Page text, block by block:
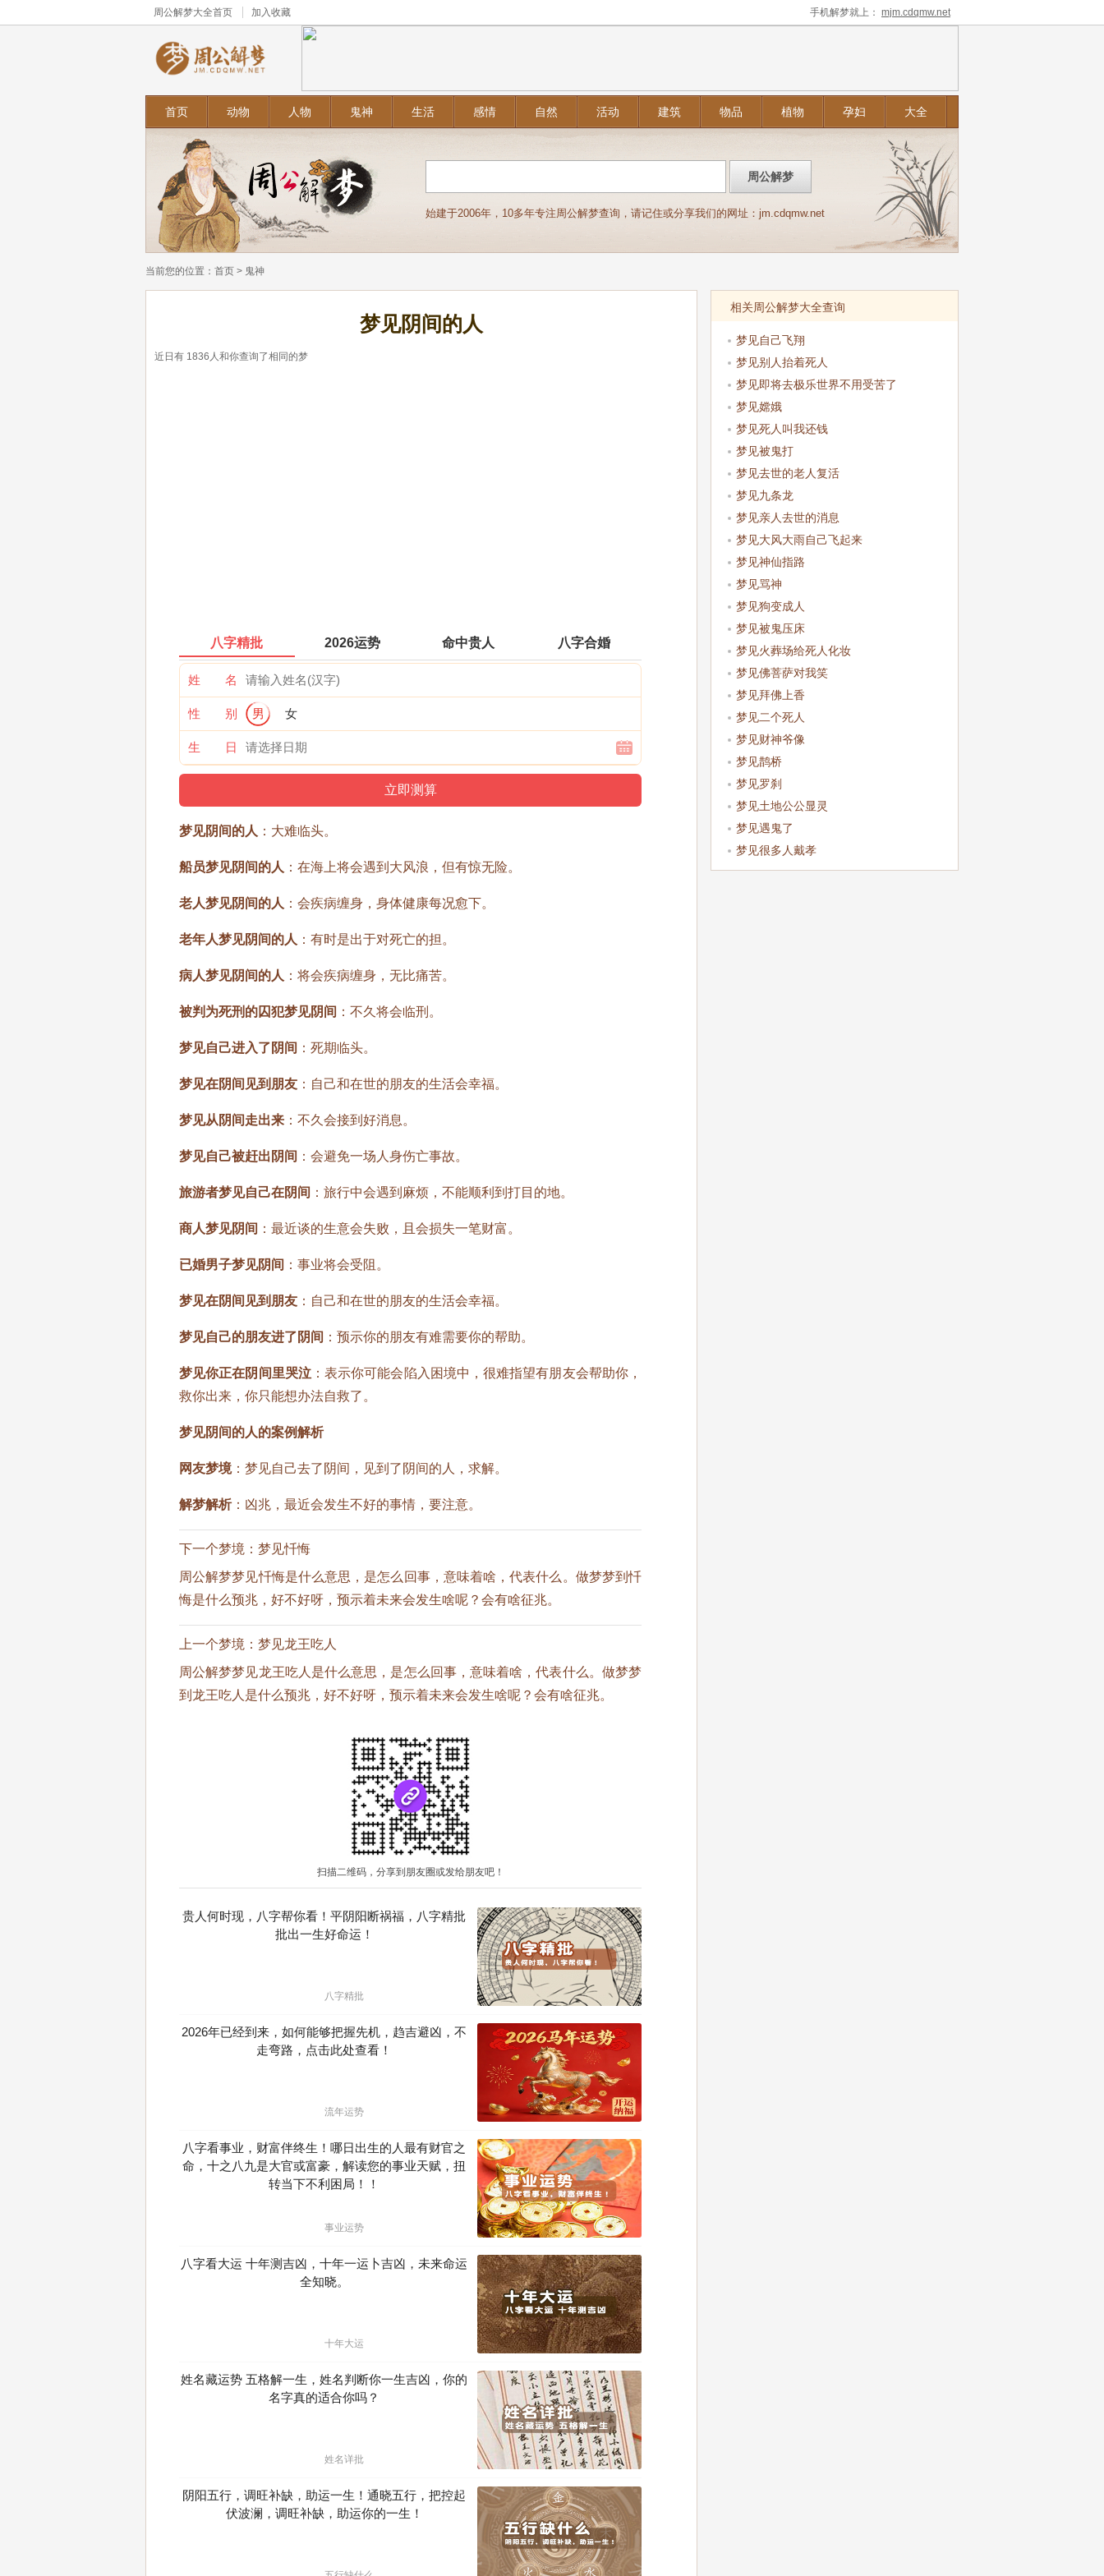
周公解梦大全首页 加入收藏 手机解梦就上： mjm.cdqmw.net
首页 动物 人物 鬼神 生活 感情 自然 活动 建筑 物品 植物 孕妇 大全
始建于2006年，10多年专注周公解梦查询，请记住或分享我们的网址：jm.cdqmw.net
当前您的位置： 首页 > 鬼神
梦见阴间的人
近日有 1836 人和你查询了相同的梦
八字精批 2026运势 命中贵人 八字合婚
姓 名
性 别 男 女
生 日
梦见阴间的人 ：大难临头。
船员梦见阴间的人 ：在海上将会遇到大风浪，但有惊无险。
老人梦见阴间的人 ：会疾病缠身，身体健康每况愈下。
老年人梦见阴间的人 ：有时是出于对死亡的担。
病人梦见阴间的人 ：将会疾病缠身，无比痛苦。
被判为死刑的囚犯梦见阴间 ：不久将会临刑。
梦见自己进入了阴间 ：死期临头。
梦见在阴间见到朋友 ：自己和在世的朋友的生活会幸福。
梦见从阴间走出来 ：不久会接到好消息。
梦见自己被赶出阴间 ：会避免一场人身伤亡事故。
旅游者梦见自己在阴间 ：旅行中会遇到麻烦，不能顺利到打目的地。
商人梦见阴间 ：最近谈的生意会失败，且会损失一笔财富。
已婚男子梦见阴间 ：事业将会受阻。
梦见在阴间见到朋友 ：自己和在世的朋友的生活会幸福。
梦见自己的朋友进了阴间 ：预示你的朋友有难需要你的帮助。
梦见你正在阴间里哭泣：表示你可能会陷入困境中，很难指望有朋友会帮助你，
救你出来，你只能想办法自救了。
梦见阴间的人的案例解析
网友梦境：梦见自己去了阴间，见到了阴间的人，求解。
解梦解析：凶兆，最近会发生不好的事情，要注意。
下一个梦境： 梦见忏悔
周公解梦梦见忏悔是什么意思，是怎么回事，意味着啥，代表什么。做梦梦到忏
悔是什么预兆，好不好呀，预示着未来会发生啥呢？会有啥征兆。
上一个梦境： 梦见龙王吃人
周公解梦梦见龙王吃人是什么意思，是怎么回事，意味着啥，代表什么。做梦梦
到龙王吃人是什么预兆，好不好呀，预示着未来会发生啥呢？会有啥征兆。
扫描二维码，分享到朋友圈或发给朋友吧！
贵人何时现，八字帮你看！平阴阳断祸福，八字精批
批出一生好命运！
八字精批
2026年已经到来，如何能够把握先机，趋吉避凶，不
走弯路，点击此处查看！
流年运势
八字看事业，财富伴终生！哪日出生的人最有财官之
命，十之八九是大官或富豪，解读您的事业天赋，扭
转当下不利困局！！
事业运势
八字看大运 十年测吉凶，十年一运卜吉凶，未来命运
全知晓。
十年大运
姓名藏运势 五格解一生，姓名判断你一生吉凶，你的
名字真的适合你吗？
姓名详批
阴阳五行，调旺补缺，助运一生！通晓五行，把控起
伏波澜，调旺补缺，助运你的一生！
相关周公解梦大全查询
梦见自己飞翔
梦见别人抬着死人
梦见即将去极乐世界不用受苦了
梦见嫦娥
梦见死人叫我还钱
梦见被鬼打
梦见去世的老人复活
梦见九条龙
梦见亲人去世的消息
梦见大风大雨自己飞起来
梦见神仙指路
梦见骂神
梦见狗变成人
梦见被鬼压床
梦见火葬场给死人化妆
梦见佛菩萨对我笑
梦见拜佛上香
梦见二个死人
梦见财神爷像
梦见鹊桥
梦见罗刹
梦见土地公公显灵
梦见遇鬼了
梦见很多人戴孝